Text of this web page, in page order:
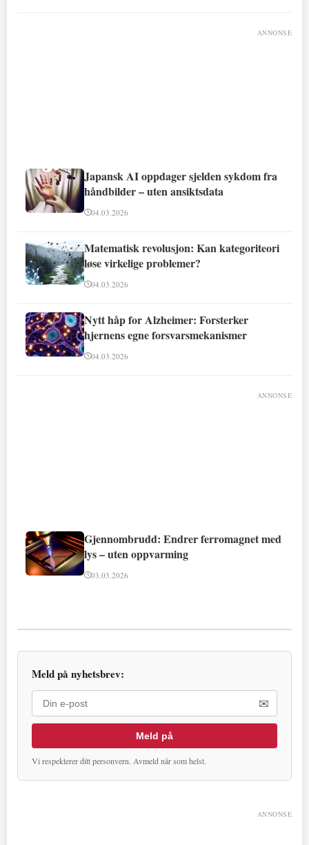
ANNONSE
Japansk AI oppdager sjelden sykdom fra
håndbilder – uten ansiktsdata
04.03.2026
Matematisk revolusjon: Kan kategoriteori
løse virkelige problemer?
04.03.2026
Nytt håp for Alzheimer: Forsterker
hjernens egne forsvarsmekanismer
04.03.2026
ANNONSE
Gjennombrudd: Endrer ferromagnet med
lys – uten oppvarming
03.03.2026
Meld på nyhetsbrev:
✉
Meld på
Vi respekterer ditt personvern. Avmeld når som helst.
ANNONSE